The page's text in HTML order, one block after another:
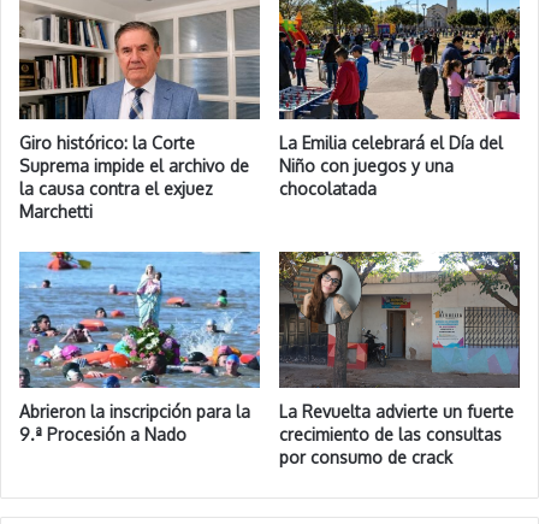
Giro histórico: la Corte
Suprema impide el archivo de
la causa contra el exjuez
Marchetti
La Emilia celebrará el Día del
Niño con juegos y una
chocolatada
Abrieron la inscripción para la
9.ª Procesión a Nado
La Revuelta advierte un fuerte
crecimiento de las consultas
por consumo de crack